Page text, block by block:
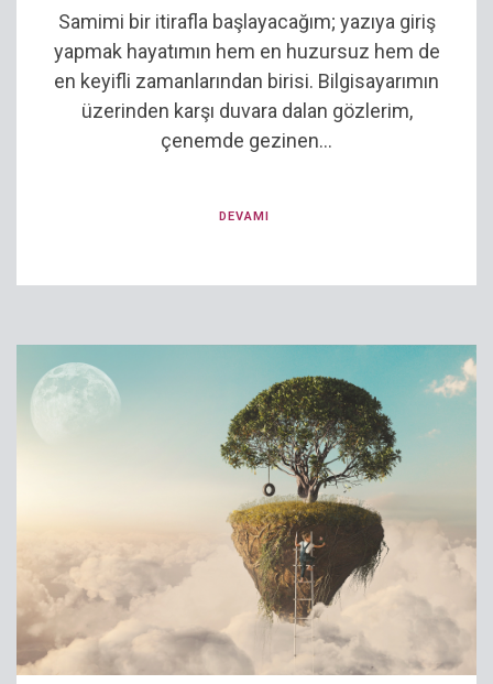
Samimi bir itirafla başlayacağım; yazıya giriş
yapmak hayatımın hem en huzursuz hem de
en keyifli zamanlarından birisi. Bilgisayarımın
üzerinden karşı duvara dalan gözlerim,
çenemde gezinen...
DEVAMI